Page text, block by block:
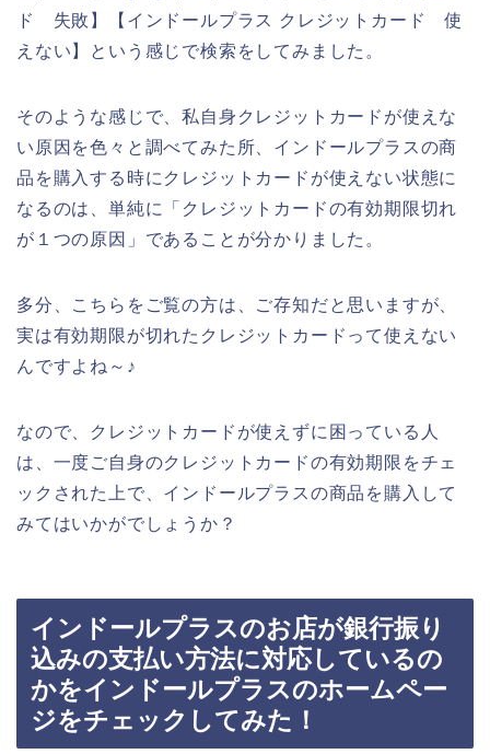
ド 失敗】【インドールプラス クレジットカード 使
えない】という感じで検索をしてみました。
そのような感じで、私自身クレジットカードが使えな
い原因を色々と調べてみた所、インドールプラスの商
品を購入する時にクレジットカードが使えない状態に
なるのは、単純に「クレジットカードの有効期限切れ
が１つの原因」であることが分かりました。
多分、こちらをご覧の方は、ご存知だと思いますが、
実は有効期限が切れたクレジットカードって使えない
んですよね～♪
なので、クレジットカードが使えずに困っている人
は、一度ご自身のクレジットカードの有効期限をチェ
ックされた上で、インドールプラスの商品を購入して
みてはいかがでしょうか？
インドールプラスのお店が銀行振り
込みの支払い方法に対応しているの
かをインドールプラスのホームペー
ジをチェックしてみた！